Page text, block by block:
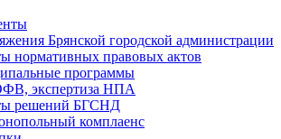
Брянской городской администрации
нормативных правовых актов
программы
экспертиза НПА
решений БГСНД
комплаенс